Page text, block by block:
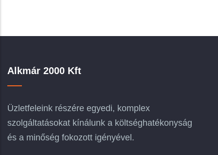
Alkmár 2000 Kft
Üzletfeleink részére egyedi, komplex
szolgáltatásokat kínálunk a költséghatékonyság
és a minőség fokozott igényével.